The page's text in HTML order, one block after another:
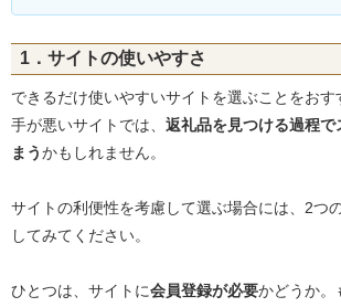
1．サイトの使いやすさ
できるだけ使いやすいサイトを選ぶことをおす
手が悪いサイトでは、 返礼品を見つける過程で
まうかもしれません。
サイトの利便性を考慮して選ぶ場合には、2つ
してみてください。
ひとつは、サイトに会員登録が必要かどうか。